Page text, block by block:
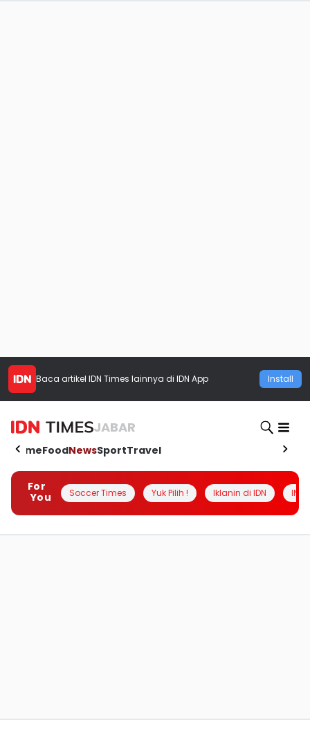
Baca artikel IDN Times lainnya di IDN App Install
JABAR
HomeFoodNewsSportTravel
For
You
Soccer Times Yuk Pilih ! Iklanin di IDN